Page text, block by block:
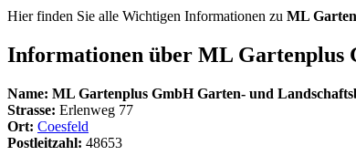
Hier finden Sie alle Wichtigen Informationen zu ML
Informationen über ML Gartenplus
Name: ML Gartenplus GmbH Garten- und
Strasse: Erlenweg 77
Ort: Coesfeld
Postleitzahl: 48653